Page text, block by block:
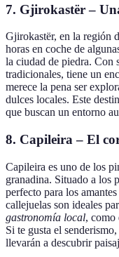
7. Gjirokastër –
Gjirokastër, en la región
horas en coche de
la ciudad de piedra. Con
tradicionales, tiene un
merece la pena ser
dulces locales. Este
que buscan un entorno
8. Capileira – El
Capileira es uno de los
granadina. Situado a los
perfecto para los
callejuelas son ideales
gastronomía local, como
Si te gusta el
llevarán a descubrir